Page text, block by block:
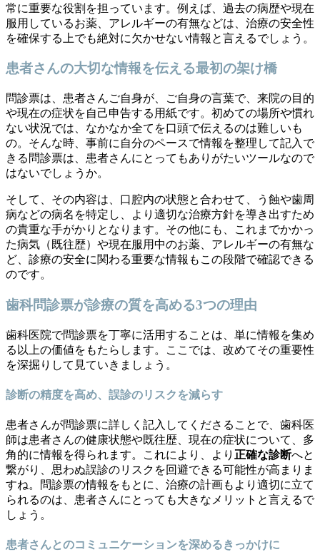
常に重要な役割を担っています。例えば、過去の病歴や現在
服用しているお薬、アレルギーの有無などは、治療の安全性
を確保する上でも絶対に欠かせない情報と言えるでしょう。
患者さんの大切な情報を伝える最初の架け橋
問診票は、患者さんご自身が、ご自身の言葉で、来院の目的
や現在の症状を自己申告する用紙です。初めての場所や慣れ
ない状況では、なかなか全てを口頭で伝えるのは難しいも
の。そんな時、事前に自分のペースで情報を整理して記入で
きる問診票は、患者さんにとってもありがたいツールなので
はないでしょうか。
そして、その内容は、口腔内の状態と合わせて、う蝕や歯周
病などの病名を特定し、より適切な治療方針を導き出すため
の貴重な手がかりとなります。その他にも、これまでかかっ
た病気（既往歴）や現在服用中のお薬、アレルギーの有無な
ど、診療の安全に関わる重要な情報もこの段階で確認できる
のです。
歯科問診票が診療の質を高める3つの理由
歯科医院で問診票を丁寧に活用することは、単に情報を集め
る以上の価値をもたらします。ここでは、改めてその重要性
を深掘りして見ていきましょう。
診断の精度を高め、誤診のリスクを減らす
患者さんが問診票に詳しく記入してくださることで、歯科医
師は患者さんの健康状態や既往歴、現在の症状について、多
角的に情報を得られます。これにより、より 正確な診断へと
繋がり、思わぬ誤診のリスクを回避できる可能性が高まりま
すね。問診票の情報をもとに、治療の計画もより適切に立て
られるのは、患者さんにとっても大きなメリットと言えるで
しょう。
患者さんとのコミュニケーションを深めるきっかけに